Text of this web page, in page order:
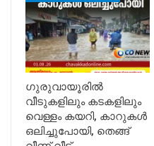
ഗുരുവായൂരിൽ
വീടുകളിലും കടകളിലും
വെള്ളം കയറി, കാറുകൾ
ഒലിച്ചുപോയി, തെങ്ങ്